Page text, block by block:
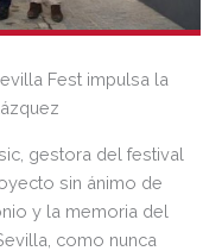
Fest impulsa la
gestora del festival
sin ánimo de
y la memoria del
como nunca